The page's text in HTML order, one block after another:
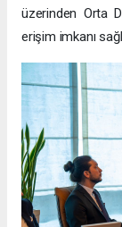
üzerinden Orta
erişim imkanı